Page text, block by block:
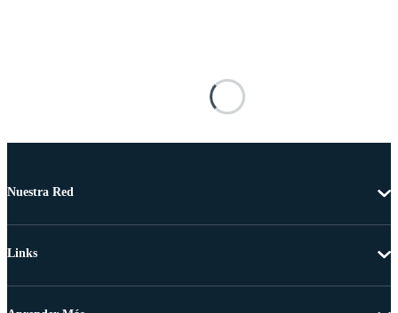
Nuestra Red
Links